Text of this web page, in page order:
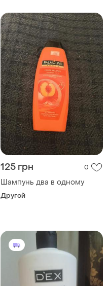
125 грн 0
Шампунь два в одному
Другой